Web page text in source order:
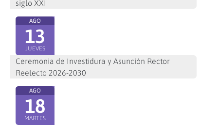
siglo XXI
AGO
13
JUEVES
Ceremonia de Investidura y Asunción Rector
Reelecto 2026-2030
AGO
18
MARTES